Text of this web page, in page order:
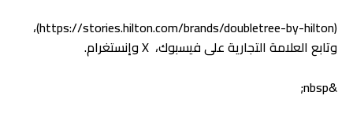
(https://stories.hilton.com/brands/doubletree-by-hilton)،
وتابع العلامة التجارية على فيسبوك، X وإنستغرام.
&nbsp;